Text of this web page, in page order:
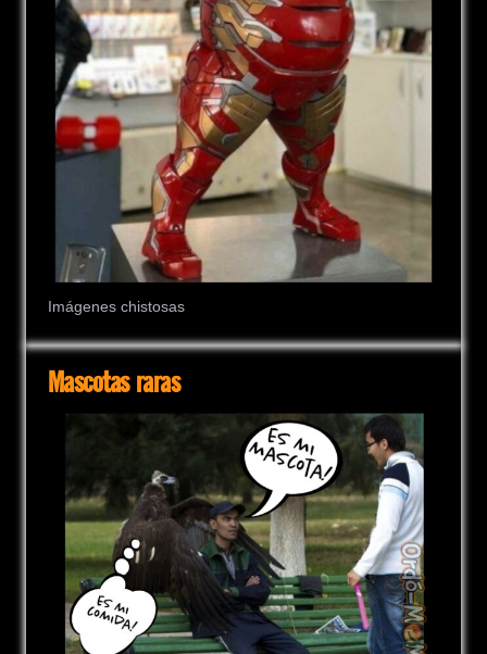
Imágenes chistosas
Mascotas raras